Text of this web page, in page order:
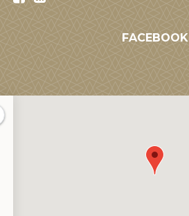
FACEBOOK